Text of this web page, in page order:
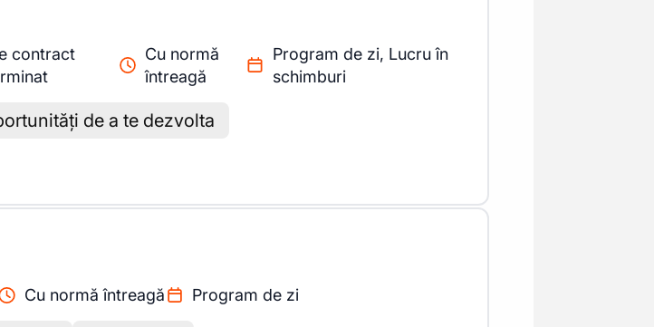
contract
Cu normă
întreagă
Program de zi, Lucru în
schimburi
de a te dezvolta
Cu normă întreagă Program de zi